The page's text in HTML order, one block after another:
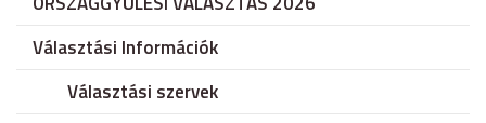
Választási Információk
Választási szervek